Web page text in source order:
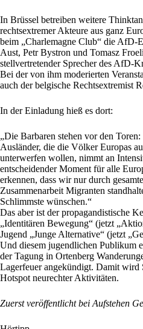
In Brüssel betreiben weitere
rechtsextremer Akteure aus ganz
beim „Charlemagne Club“ die AfD-
Aust, Petr Bystron und Tomasz
stellvertretender Sprecher des AfD-
Bei der von ihm moderierten
auch der belgische Rechtsextremist
In der Einladung hieß es dort:
„Die Barbaren stehen vor den
Ausländer, die die Völker Europas
unterwerfen wollen, nimmt an
entscheidender Moment für alle
erkennen, dass wir nur durch
Zusammenarbeit Migranten
Schlimmste wünschen.“
Das aber ist der propagandistische
„Identitären Bewegung“ (jetzt
Jugend „Junge Alternative“ (jetzt
Und diesem jugendlichen Publikum
der Tagung in Ortenberg
Lagerfeuer angekündigt. Damit wird
Hotspot neurechter Aktivitäten.
Zuerst veröffentlicht bei Aufstehen